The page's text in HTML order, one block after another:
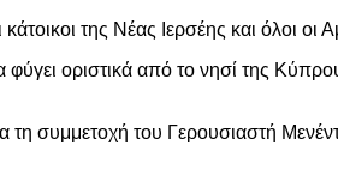
της Νέας Ιερσέης και όλοι
οριστικά από το νησί της
συμμετοχή του Γερουσιαστή